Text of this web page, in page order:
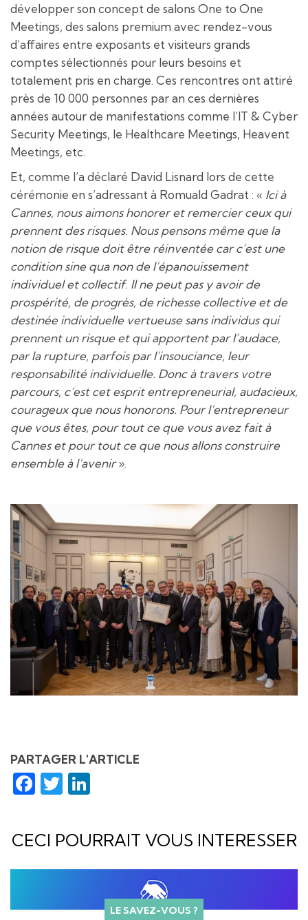
développer son concept de salons One to One
Meetings, des salons premium avec rendez-vous
d’affaires entre exposants et visiteurs grands
comptes sélectionnés pour leurs besoins et
totalement pris en charge. Ces rencontres ont attiré
près de 10 000 personnes par an ces dernières
années autour de manifestations comme l’IT & Cyber
Security Meetings, le Healthcare Meetings, Heavent
Meetings, etc.
Et, comme l’a déclaré David Lisnard lors de cette
cérémonie en s’adressant à Romuald Gadrat : « Ici à
Cannes, nous aimons honorer et remercier ceux qui
prennent des risques. Nous pensons même que la
notion de risque doit être réinventée car c’est une
condition sine qua non de l’épanouissement
individuel et collectif. Il ne peut pas y avoir de
prospérité, de progrès, de richesse collective et de
destinée individuelle vertueuse sans individus qui
prennent un risque et qui apportent par l’audace,
par la rupture, parfois par l’insouciance, leur
responsabilité individuelle. Donc à travers votre
parcours, c’est cet esprit entrepreneurial, audacieux,
courageux que nous honorons. Pour l’entrepreneur
que vous êtes, pour tout ce que vous avez fait à
Cannes et pour tout ce que nous allons construire
ensemble à l’avenir».
PARTAGER L'ARTICLE
Facebook
Twitter
CECI POURRAIT VOUS INTERESSER
LE SAVEZ-VOUS ?